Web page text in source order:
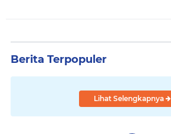
Berita Terpopuler
Lihat Selengkapnya